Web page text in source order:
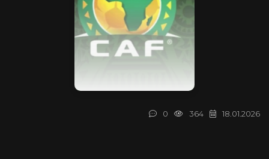
18.01.2026
364
0